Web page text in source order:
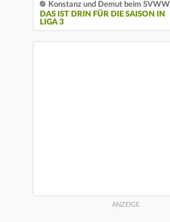
Konstanz und Demut beim SVWW
DAS IST DRIN FÜR DIE SAISON IN
LIGA 3